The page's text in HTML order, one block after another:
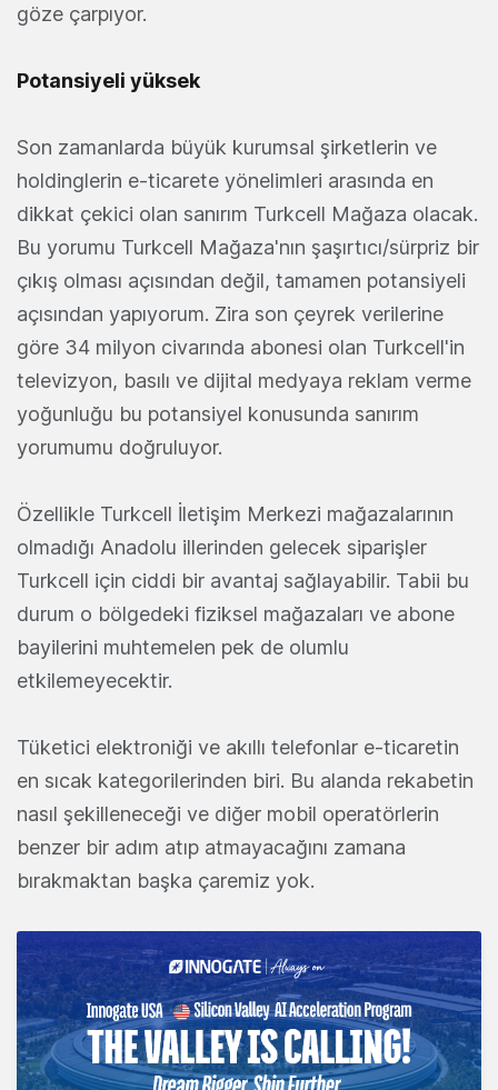
göze çarpıyor.
Potansiyeli yüksek
Son zamanlarda büyük kurumsal şirketlerin ve
holdinglerin e-ticarete yönelimleri arasında en
dikkat çekici olan sanırım Turkcell Mağaza olacak.
Bu yorumu Turkcell Mağaza'nın şaşırtıcı/sürpriz bir
çıkış olması açısından değil, tamamen potansiyeli
açısından yapıyorum. Zira son çeyrek verilerine
göre 34 milyon civarında abonesi olan Turkcell'in
televizyon, basılı ve dijital medyaya reklam verme
yoğunluğu bu potansiyel konusunda sanırım
yorumumu doğruluyor.
Özellikle Turkcell İletişim Merkezi mağazalarının
olmadığı Anadolu illerinden gelecek siparişler
Turkcell için ciddi bir avantaj sağlayabilir. Tabii bu
durum o bölgedeki fiziksel mağazaları ve abone
bayilerini muhtemelen pek de olumlu
etkilemeyecektir.
Tüketici elektroniği ve akıllı telefonlar e-ticaretin
en sıcak kategorilerinden biri. Bu alanda rekabetin
nasıl şekilleneceği ve diğer mobil operatörlerin
benzer bir adım atıp atmayacağını zamana
bırakmaktan başka çaremiz yok.